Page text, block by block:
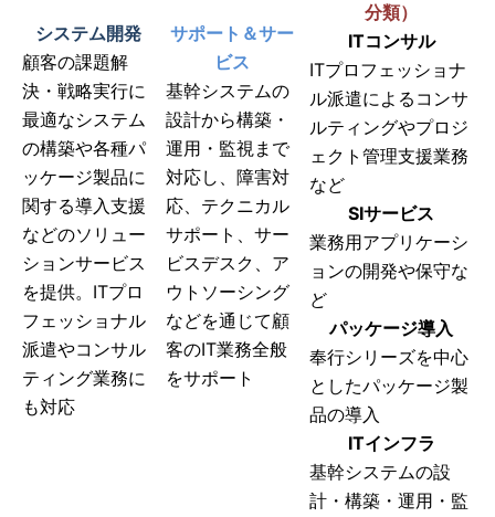
分類）
ITコンサル
ITプロフェッショナ
ル派遣によるコンサ
ルティングやプロジ
ェクト管理支援業務
など
SIサービス
業務用アプリケーシ
ョンの開発や保守な
ど
パッケージ導入
奉行シリーズを中心
としたパッケージ製
品の導入
ITインフラ
基幹システムの設
計・構築・運用・監
システム開発
顧客の課題解
決・戦略実行に
最適なシステム
の構築や各種パ
ッケージ製品に
関する導入支援
などのソリュー
ションサービス
を提供。ITプロ
フェッショナル
派遣やコンサル
ティング業務に
も対応
サポート＆サー
ビス
基幹システムの
設計から構築・
運用・監視まで
対応し、障害対
応、テクニカル
サポート、サー
ビスデスク、ア
ウトソーシング
などを通じて顧
客のIT業務全般
をサポート